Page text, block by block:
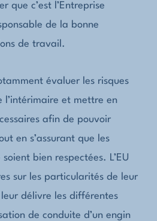
que c’est l’Entreprise
de la bonne
de travail.
évaluer les risques
l’intérimaire et mettre en
afin de pouvoir
en s’assurant que les
bien respectées. L’EU
sur les particularités de leur
délivre les différentes
de conduite d’un engin